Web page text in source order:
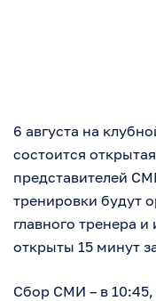
6 августа на
состоится
представителей
тренировки будут
главного тренера
открыты 15 минут
Сбор СМИ – в 10:45,